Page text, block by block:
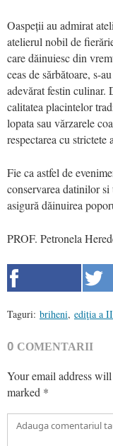
Oaspeții au admirat
atelierul nobil de
care dăinuiesc din
ceas de sărbătoare, s-
adevărat festin culinar.
calitatea placintelor
lopata sau vărzarele
respectarea cu
Fie ca astfel de
conservarea datinilor
asigură dăinuirea
PROF. Petronela
Taguri: briheni, ediţia a
0 COMENTARII
Your email address
marked *